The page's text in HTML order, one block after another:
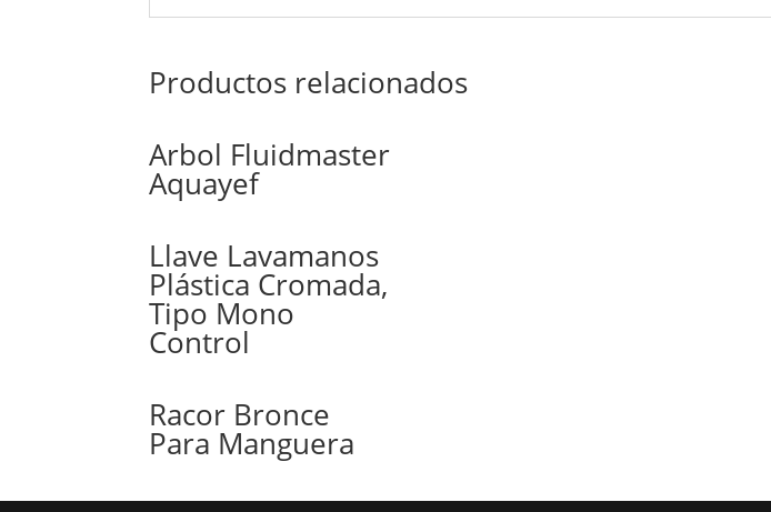
Productos relacionados
Arbol Fluidmaster
Aquayef
Llave Lavamanos
Plástica Cromada,
Tipo Mono
Control
Racor Bronce
Para Manguera